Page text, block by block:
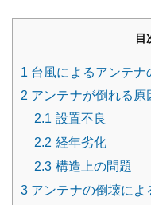
目
1 台風によるアンテナ
2 アンテナが倒れる原
2.1 設置不良
2.2 経年劣化
2.3 構造上の問題
3 アンテナの倒壊によ